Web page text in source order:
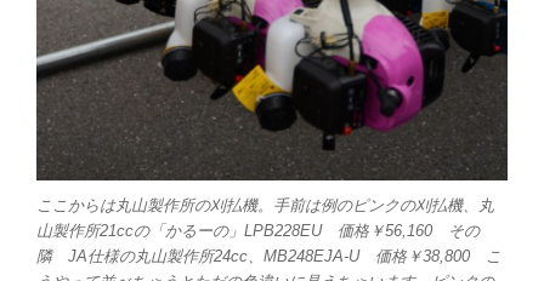
ここからは丸山製作所の刈払機。手前は例のピンクの刈払機、丸
山製作所21ccの「かるーの」LPB228EU 価格￥56,160 その
隣 JA仕様の丸山製作所24cc、MB248EJA-U 価格￥38,800 こ